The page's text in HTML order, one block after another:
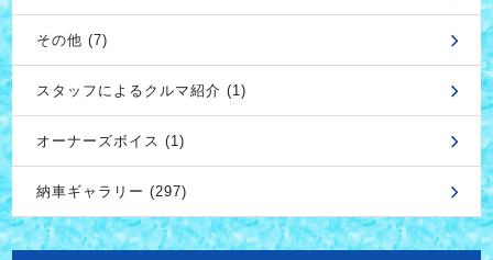
その他 (7)
スタッフによるクルマ紹介 (1)
オーナーズボイス (1)
納車ギャラリー (297)